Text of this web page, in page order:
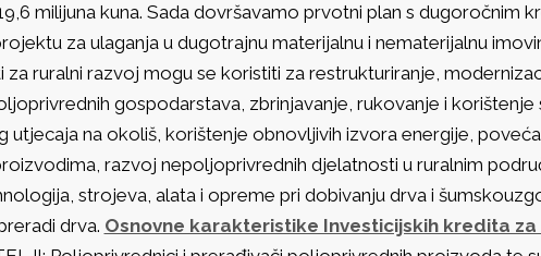
milijuna kuna. Sada dovršavamo prvotni plan s dugoročnim
za ulaganja u dugotrajnu materijalnu i nematerijalnu
za ruralni razvoj mogu se koristiti za restrukturiranje,
gospodarstava, zbrinjavanje, rukovanje i korištenje
utjecaja na okoliš, korištenje obnovljivih izvora energije,
razvoj nepoljoprivrednih djelatnosti u ruralnim
strojeva, alata i opreme pri dobivanju drva i
drva. Osnovne karakteristike Investicijskih kredita